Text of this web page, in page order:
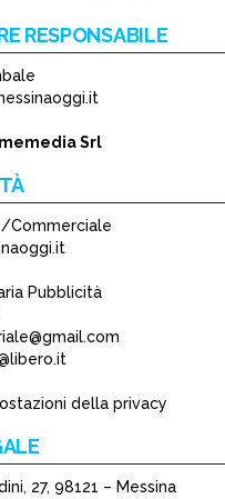
RESPONSABILE
Srl
Commerciale
Pubblicità
della privacy
27, 98121 – Messina